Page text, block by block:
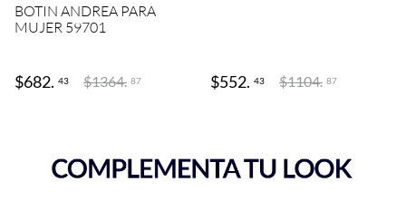
BOTIN ANDREA PARA
MUJER 59701
$682. 43 $1364. 87 $552. 43 $1104. 87